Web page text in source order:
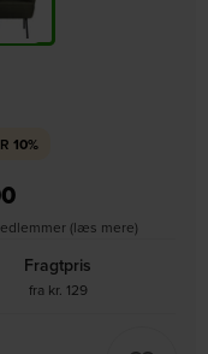
10%
(læs mere)
Fragtpris
fra kr. 129